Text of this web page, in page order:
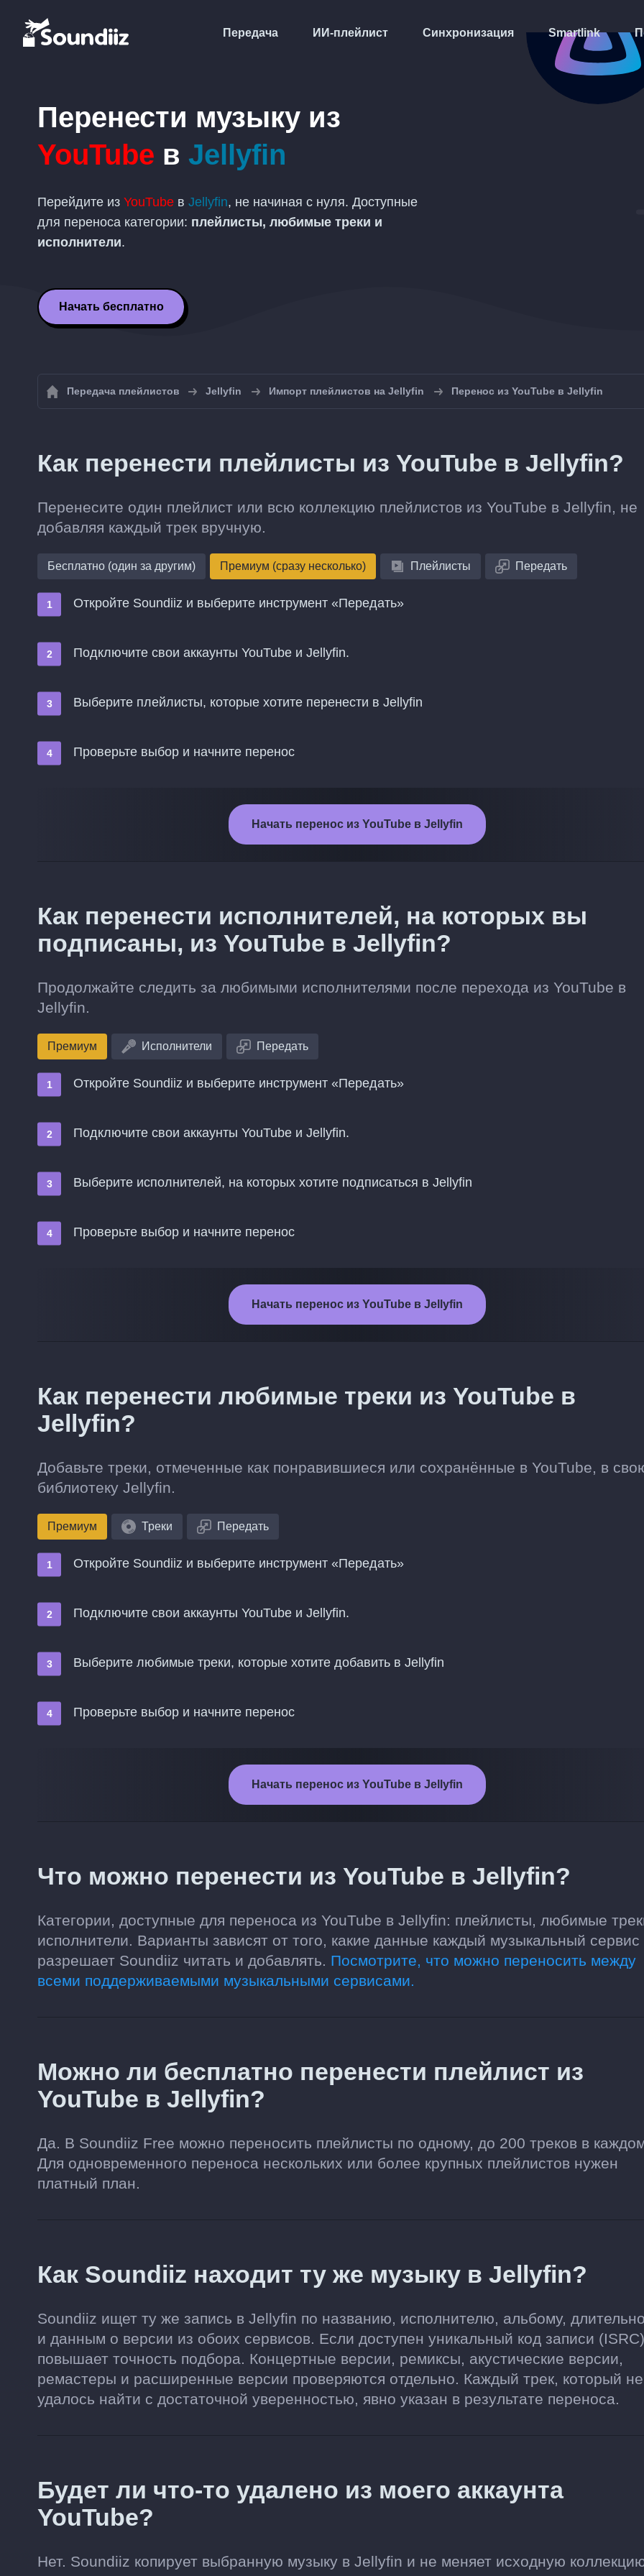
Передача ИИ-плейлист Синхронизация Smartlink
Перенести музыку из
YouTube в Jellyfin
Перейдите из YouTube в Jellyfin, не начиная с нуля. Доступные
для переноса категории: плейлисты, любимые треки и
исполнители.
Начать бесплатно
Передача плейлистов Jellyfin Импорт плейлистов на Jellyfin Перенос из YouTube в Jellyfin
Как перенести плейлисты из YouTube в Jellyfin?
Перенесите один плейлист или всю коллекцию плейлистов из YouTube в Jellyfin, не
добавляя каждый трек вручную.
Бесплатно (один за другим) Премиум (сразу несколько) Плейлисты Передать
Откройте Soundiiz и выберите инструмент «Передать»
Подключите свои аккаунты YouTube и Jellyfin.
Выберите плейлисты, которые хотите перенести в Jellyfin
Проверьте выбор и начните перенос
Начать перенос из YouTube в Jellyfin
Как перенести исполнителей, на которых вы
подписаны, из YouTube в Jellyfin?
Продолжайте следить за любимыми исполнителями после перехода из YouTube в
Jellyfin.
Премиум Исполнители Передать
Откройте Soundiiz и выберите инструмент «Передать»
Подключите свои аккаунты YouTube и Jellyfin.
Выберите исполнителей, на которых хотите подписаться в Jellyfin
Проверьте выбор и начните перенос
Начать перенос из YouTube в Jellyfin
Как перенести любимые треки из YouTube в
Jellyfin?
Добавьте треки, отмеченные как понравившиеся или сохранённые в YouTube, в
библиотеку Jellyfin.
Премиум Треки Передать
Откройте Soundiiz и выберите инструмент «Передать»
Подключите свои аккаунты YouTube и Jellyfin.
Выберите любимые треки, которые хотите добавить в Jellyfin
Проверьте выбор и начните перенос
Начать перенос из YouTube в Jellyfin
Что можно перенести из YouTube в Jellyfin?
Категории, доступные для переноса из YouTube в Jellyfin: плейлисты, любимые
исполнители. Варианты зависят от того, какие данные каждый музыкальный сервис
разрешает Soundiiz читать и добавлять. Посмотрите, что можно переносить между
всеми поддерживаемыми музыкальными сервисами.
Можно ли бесплатно перенести плейлист из
YouTube в Jellyfin?
Да. В Soundiiz Free можно переносить плейлисты по одному, до 200 треков в
Для одновременного переноса нескольких или более крупных плейлистов нужен
платный план.
Как Soundiiz находит ту же музыку в Jellyfin?
Soundiiz ищет ту же запись в Jellyfin по названию, исполнителю, альбому,
и данным о версии из обоих сервисов. Если доступен уникальный код записи
повышает точность подбора. Концертные версии, ремиксы, акустические версии,
ремастеры и расширенные версии проверяются отдельно. Каждый трек, который не
удалось найти с достаточной уверенностью, явно указан в результате переноса.
Будет ли что-то удалено из моего аккаунта
YouTube?
Нет. Soundiiz копирует выбранную музыку в Jellyfin и не меняет исходную